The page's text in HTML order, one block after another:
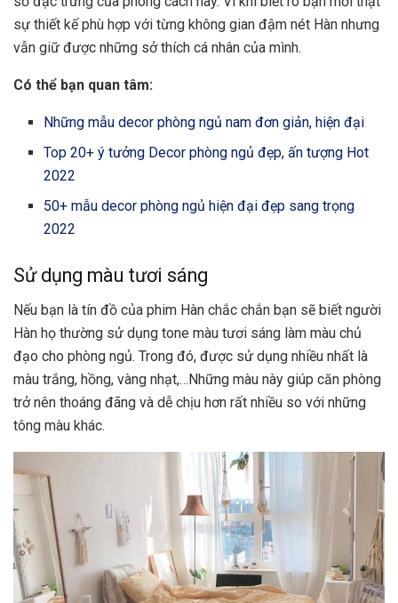
sự thiết kế phù hợp với từng không gian đậm nét Hàn nhưng
vẫn giữ được những sở thích cá nhân của mình.
Có thể bạn quan tâm:
Những mẫu decor phòng ngủ nam đơn giản, hiện đại
Top 20+ ý tưởng Decor phòng ngủ đẹp, ấn tượng Hot
2022
50+ mẫu decor phòng ngủ hiện đại đẹp sang trọng
2022
Sử dụng màu tươi sáng
Nếu bạn là tín đồ của phim Hàn chắc chắn bạn sẽ biết người
Hàn họ thường sử dụng tone màu tươi sáng làm màu chủ
đạo cho phòng ngủ. Trong đó, được sử dụng nhiều nhất là
màu trắng, hồng, vàng nhạt,…Những màu này giúp căn phòng
trở nên thoáng đãng và dễ chịu hơn rất nhiều so với những
tông màu khác.